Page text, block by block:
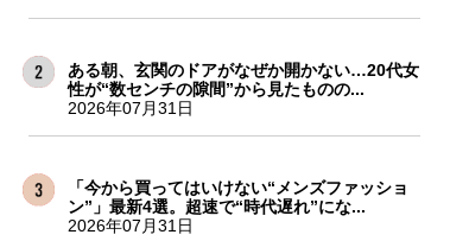
ある朝、玄関のドアがなぜか開かない…20代女
性が“数センチの隙間”から見たものの...
2026年07月31日
「今から買ってはいけない“メンズファッショ
ン”」最新4選。超速で“時代遅れ”にな...
2026年07月31日